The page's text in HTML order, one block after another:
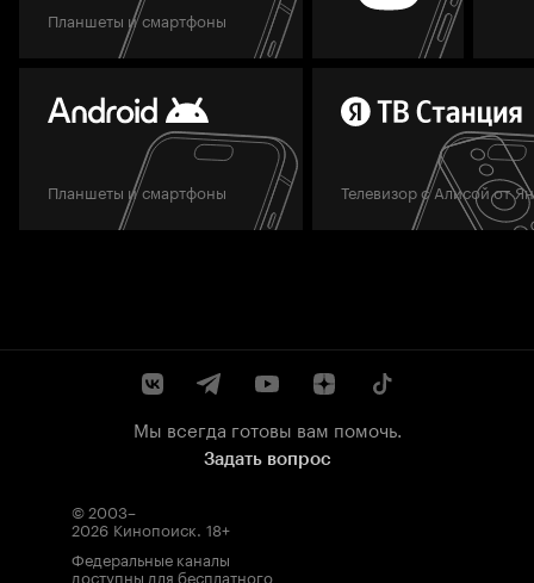
Планшеты и смартфоны
Планшеты и смартфоны Телевизор с Алисой от
Мы всегда готовы вам помочь.
Задать вопрос
© 2003–
2026 Кинопоиск 18+
Федеральные каналы
доступны для бесплатного